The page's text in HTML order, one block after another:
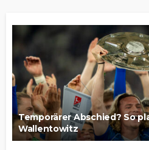
Temporärer Abschied? So
Wallentowitz